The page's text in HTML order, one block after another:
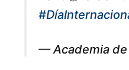
— Academia de